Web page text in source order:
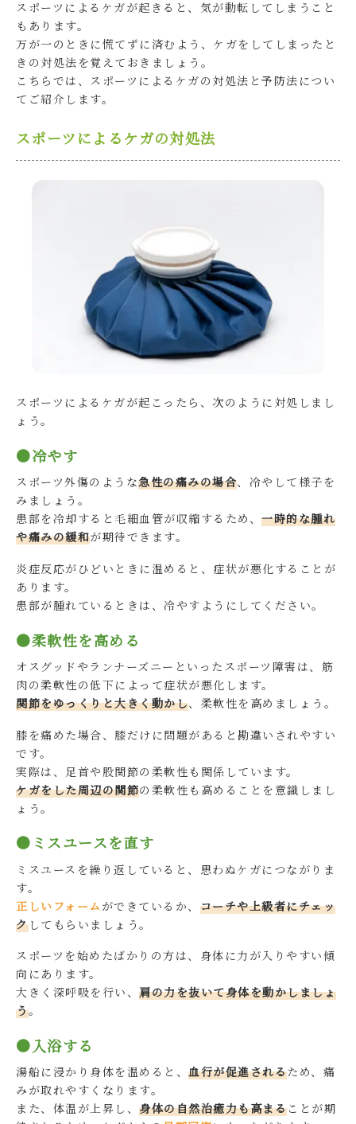
スポーツによるケガが起きると、気が動転してしまうこと
もあります。
万が一のときに慌てずに済むよう、ケガをしてしまったと
きの対処法を覚えておきましょう。
こちらでは、スポーツによるケガの対処法と予防法につい
てご紹介します。
スポーツによるケガの対処法
スポーツによるケガが起こったら、次のように対処しまし
ょう。
●冷やす
スポーツ外傷のような急性の痛みの場合、冷やして様子を
みましょう。
患部を冷却すると毛細血管が収縮するため、 一時的な腫れ
や痛みの緩和が期待できます。
炎症反応がひどいときに温めると、症状が悪化することが
あります。
患部が腫れているときは、冷やすようにしてください。
●柔軟性を高める
オスグッドやランナーズニーといったスポーツ障害は、筋
肉の柔軟性の低下によって症状が悪化します。
関節をゆっくりと大きく動かし、柔軟性を高めましょう。
膝を痛めた場合、膝だけに問題があると勘違いされやすい
です。
実際は、足首や股関節の柔軟性も関係しています。
ケガをした周辺の関節の柔軟性も高めることを意識しまし
ょう。
●ミスユースを直す
ミスユースを繰り返していると、思わぬケガにつながりま
す。
正しいフォーム ができているか、 コーチや上級者にチェッ
クしてもらいましょう。
スポーツを始めたばかりの方は、身体に力が入りやすい傾
向にあります。
大きく深呼吸を行い、 肩の力を抜いて身体を動かしましょ
う。
●入浴する
湯船に浸かり身体を温めると、 血行が促進されるため、痛
みが取れやすくなります。
また、体温が上昇し、 身体の自然治癒力も高まることが期